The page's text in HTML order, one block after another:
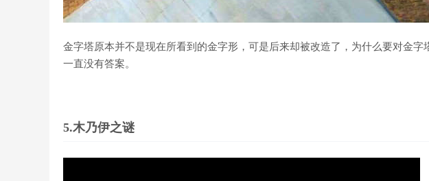
金字塔原本并不是现在所看到的金字形，可是后来却被改造了，为什么要对金字
一直没有答案。
5.木乃伊之谜